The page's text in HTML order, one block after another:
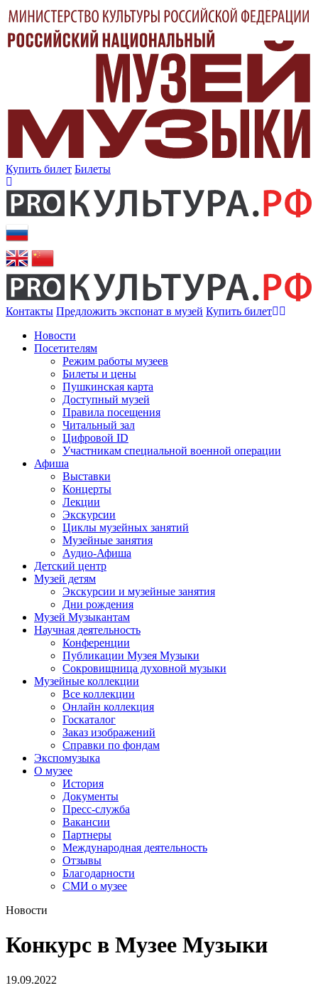
Купить билет Билеты
Контакты Предложить экспонат в музей Купить билет
Новости
Посетителям
Режим работы музеев
Билеты и цены
Пушкинская карта
Доступный музей
Правила посещения
Читальный зал
Цифровой ID
Участникам специальной военной операции
Афиша
Выставки
Концерты
Лекции
Экскурсии
Циклы музейных занятий
Музейные занятия
Аудио-Афиша
Детский центр
Музей детям
Экскурсии и музейные занятия
Дни рождения
Музей Музыкантам
Научная деятельность
Конференции
Публикации Музея Музыки
Сокровищница духовной музыки
Музейные коллекции
Все коллекции
Онлайн коллекция
Госкаталог
Заказ изображений
Справки по фондам
Экспомузыка
О музее
История
Документы
Пресс-служба
Вакансии
Партнеры
Международная деятельность
Отзывы
Благодарности
СМИ о музее
Новости
Конкурс в Музее Музыки
19.09.2022